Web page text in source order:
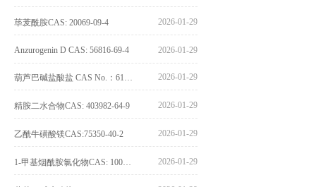
荜茇酰胺CAS: 20069-09-4 2026-01-29
Anzurogenin D CAS: 56816-69-4 2026-01-29
2026-01-29
精胺二水合物CAS: 403982-64-9 2026-01-29
乙酰牛磺酸镁CAS:75350-40-2 2026-01-29
2026-01-29